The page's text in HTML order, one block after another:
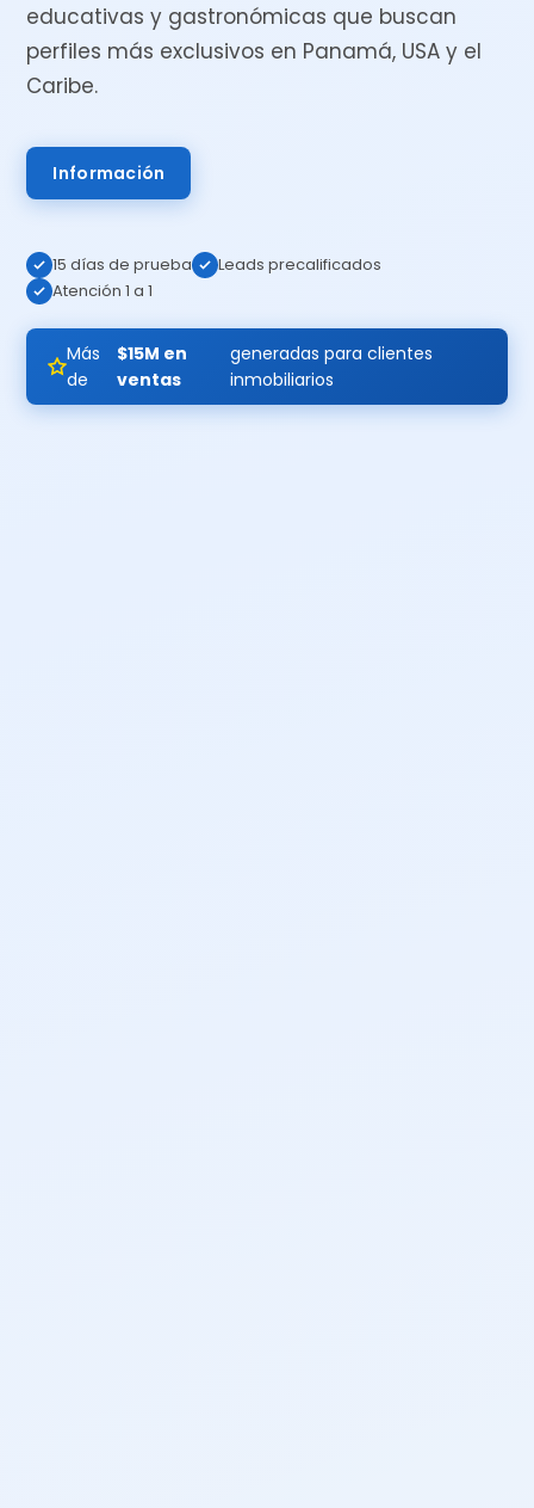
educativas y gastronómicas que buscan
perfiles más exclusivos en Panamá, USA y el
Caribe.
Información
15 días de prueba
Leads precalificados
Atención 1 a 1
Más
de
$15M en
ventas
generadas para clientes
inmobiliarios